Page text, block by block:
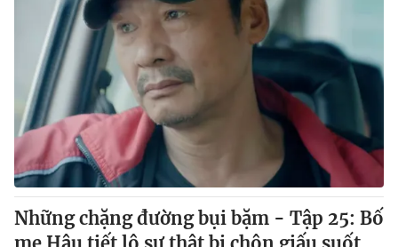
Những chặng đường bụi bặm - Tập 25: Bố